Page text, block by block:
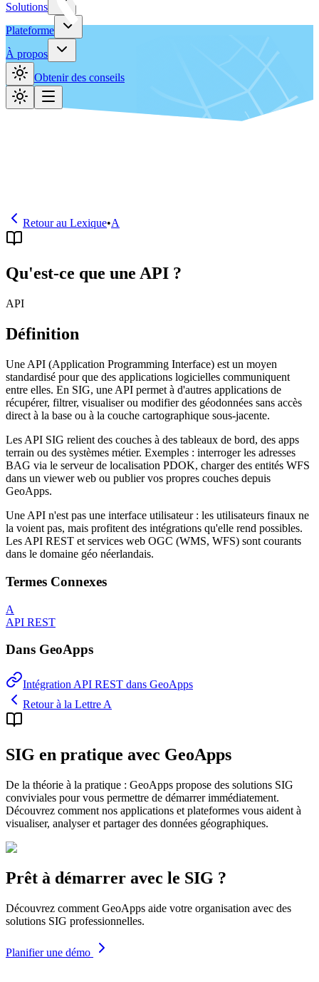
Solutions
Plateforme
À propos
Obtenir des conseils
Retour au Lexique•A
Qu'est-ce que une API ?
API
Définition
Une API (Application Programming Interface) est un moyen
standardisé pour que des applications logicielles communiquent
entre elles. En SIG, une API permet à d'autres applications de
récupérer, filtrer, visualiser ou modifier des géodonnées sans accès
direct à la base ou à la couche cartographique sous-jacente.
Les API SIG relient des couches à des tableaux de bord, des apps
terrain ou des systèmes métier. Exemples : interroger les adresses
BAG via le serveur de localisation PDOK, charger des entités WFS
dans un viewer web ou publier vos propres couches depuis
GeoApps.
Une API n'est pas une interface utilisateur : les utilisateurs finaux ne
la voient pas, mais profitent des intégrations qu'elle rend possibles.
Les API REST et services web OGC (WMS, WFS) sont courants
dans le domaine géo néerlandais.
Termes Connexes
A
API REST
Dans GeoApps
Intégration API REST dans GeoApps
Retour à la Lettre A
SIG en pratique avec GeoApps
De la théorie à la pratique : GeoApps propose des solutions SIG
conviviales pour vous permettre de démarrer immédiatement.
Découvrez comment nos applications et plateformes vous aident à
visualiser, analyser et partager des données géographiques.
Prêt à démarrer avec le SIG ?
Découvrez comment GeoApps aide votre organisation avec des
solutions SIG professionnelles.
Planifier une démo